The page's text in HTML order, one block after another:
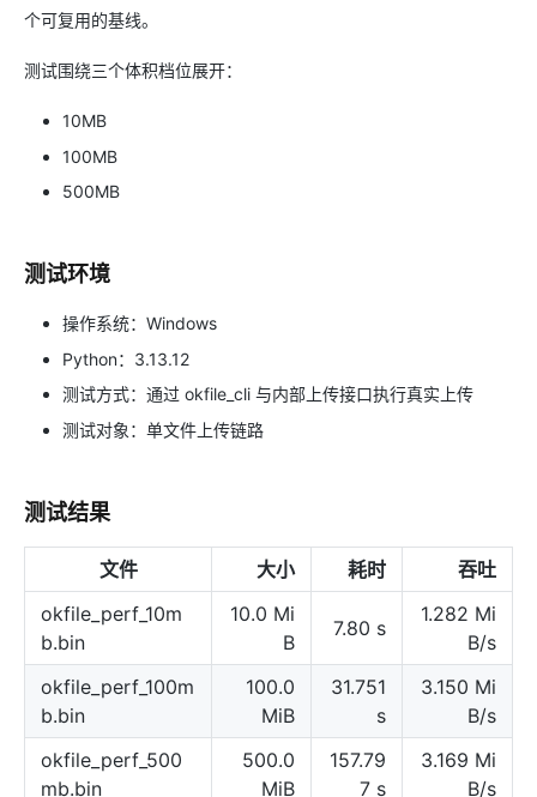
个可复用的基线。
测试围绕三个体积档位展开：
10MB
100MB
500MB
测试环境
操作系统：Windows
Python：3.13.12
测试方式：通过 okfile_cli 与内部上传接口执行真实上传
测试对象：单文件上传链路
测试结果
文件 大小 耗时
吞吐
okfile_perf_10m
b.bin
10.0 Mi
B
7.80 s
1.282 Mi
B/s
okfile_perf_100m
b.bin
100.0
MiB
31.751
s
3.150 Mi
B/s
okfile_perf_500
mb.bin
500.0
MiB
157.79
7 s
3.169 Mi
B/s